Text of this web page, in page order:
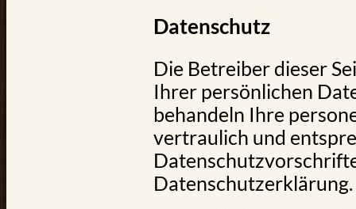
Datenschutz
Die Betreiber dieser
Ihrer persönlichen
behandeln Ihre
vertraulich und
Datenschutzerklärung.